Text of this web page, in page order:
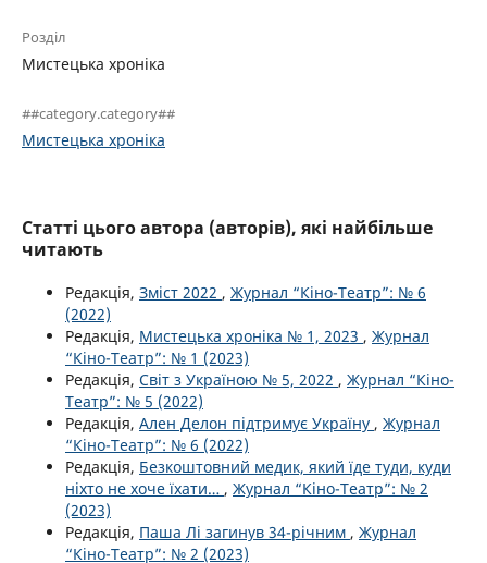
Розділ
Мистецька хроніка
##category.category##
Мистецька хроніка
Статті цього автора (авторів), які найбільше
читають
Редакція, Зміст 2022 , Журнал “Кіно-Театр”: № 6
(2022)
Редакція, Мистецька хроніка № 1, 2023 , Журнал
“Кіно-Театр”: № 1 (2023)
Редакція, Світ з Україною № 5, 2022 , Журнал “Кіно-
Театр”: № 5 (2022)
Редакція, Ален Делон підтримує Україну , Журнал
“Кіно-Театр”: № 6 (2022)
Редакція, Безкоштовний медик, який їде туди, куди
ніхто не хоче їхати… , Журнал “Кіно-Театр”: № 2
(2023)
Редакція, Паша Лі загинув 34-річним , Журнал
“Кіно-Театр”: № 2 (2023)